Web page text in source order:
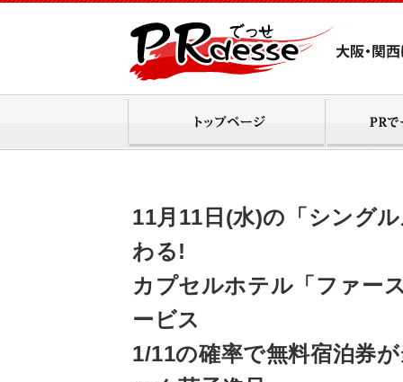
11月11日(水)の「シング
わる!
カプセルホテル「ファー
ービス
1/11の確率で無料宿泊券